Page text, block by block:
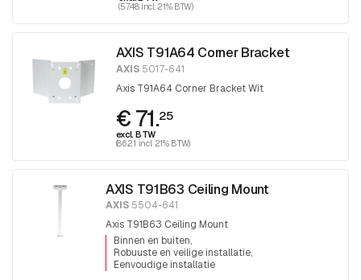
(57.48 incl. 21% BTW)
AXIS T91A64 Corner Bracket
AXIS5017-641
Axis T91A64 Corner Bracket Wit
€ 71.25
excl. BTW
(86.21 incl. 21% BTW)
AXIS T91B63 Ceiling Mount
AXIS 5504-641
Axis T91B63 Ceiling Mount
Binnen en buiten
Robuuste en veilige installatie
Eenvoudige installatie